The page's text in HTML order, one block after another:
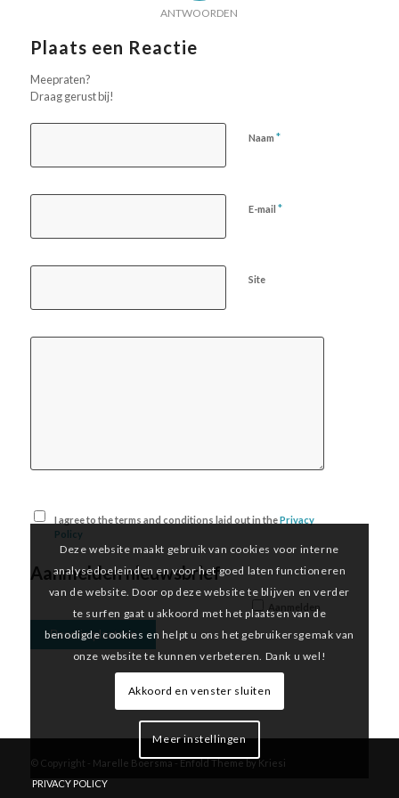
ANTWOORDEN
Plaats een Reactie
Meepraten?
Draag gerust bij!
Naam *
E-mail *
Site
I agree to the terms and conditions laid out in thePrivacy
Policy
Aanmelden nieuwsbrief
© Copyright - Marelle Boersma-Enfold Theme by Kriesi
PRIVACY POLICY
Deze website maakt gebruik van cookies voor interne
analysedoeleinden en voor het goed laten functioneren
van de website. Door op deze website te blijven en verder
te surfen gaat u akkoord met het plaatsen van de
benodigde cookies en helpt u ons het gebruikersgemak van
onze website te kunnen verbeteren. Dank u wel!
Akkoord en venster sluiten
Meer instellingen